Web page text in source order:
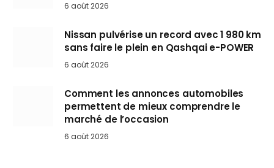
6 août 2026
Nissan pulvérise un record avec 1 980 km
sans faire le plein en Qashqai e-POWER
6 août 2026
Comment les annonces automobiles
permettent de mieux comprendre le
marché de l’occasion
6 août 2026